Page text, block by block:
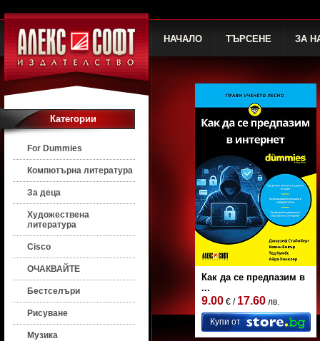
НАЧАЛО ТЪРСЕНЕ ЗА
Категории
For Dummies
Компютърна литература
За деца
Художествена
литература
Cisco
ОЧАКВАЙТЕ
Бестселъри
Рисуване
Музика
Как да се предпазим в
...
9.00 € / 17.60 лв.
Купи от